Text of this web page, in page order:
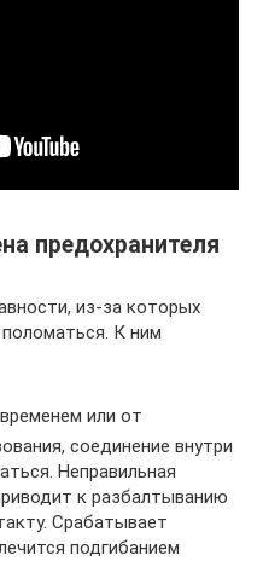
предохранителя
из-за которых
К ним
или от
соединение внутри
Неправильная
к разбалтыванию
Срабатывает
подгибанием